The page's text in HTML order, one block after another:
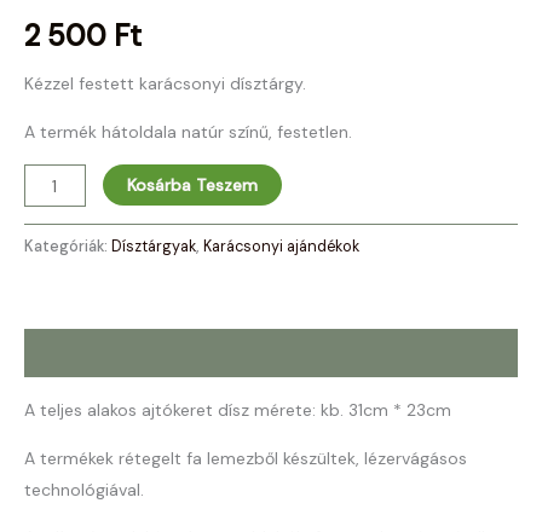
2 500 Ft
Kézzel festett karácsonyi dísztárgy.
A termék hátoldala natúr színű, festetlen.
Kosárba Teszem
Kategóriák: Dísztárgyak, Karácsonyi ajándékok
A teljes alakos ajtókeret dísz mérete: kb. 31cm * 23cm
A termékek rétegelt fa lemezből készültek, lézervágásos
technológiával.